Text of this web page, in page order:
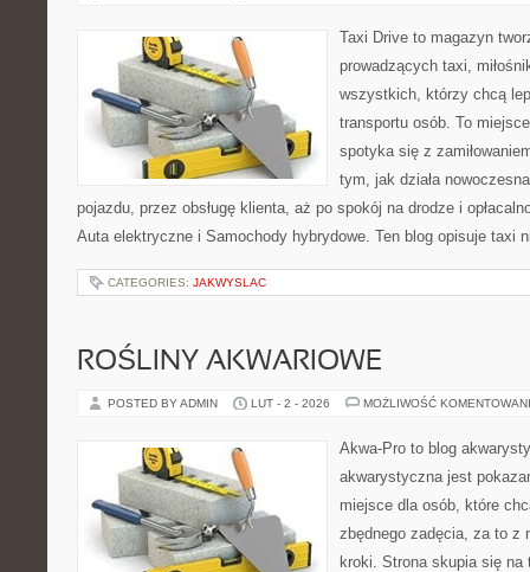
Taxi Drive to magazyn
prowadzących taxi,
wszystkich, którzy chcą
transportu osób. To
spotyka się z
tym, jak działa
pojazdu, przez obsługę klienta, aż po spokój na drodze i
Auta elektryczne i Samochody hybrydowe. Ten blog opisuje taxi
CATEGORIES: JAKWYSLAC
ROŚLINY AKWARIOWE
POSTED BY ADMIN LUT - 2 - 2026 MOŻLIWOŚĆ
Akwa-Pro to blog
akwarystyczna jest
miejsce dla osób, które
zbędnego zadęcia, za to z
kroki. Strona skupia się na